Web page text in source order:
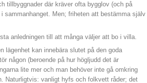
tillbyggnader där kräver ofta bygglov (och på
sammanhanget. Men; friheten att bestämma själv
anledningen till att många väljer att bo i villa.
lägenhet kan innebära slutet på den goda
någon (beroende på hur högljudd det är
lite mer och man behöver inte gå omkring
Naturligtvis: vanligt hyfs och folkvett råder; det